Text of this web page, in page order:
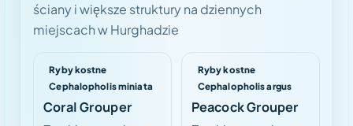
ściany i większe struktury na dziennych
miejscach w Hurghadzie
Ryby kostne
Cephalopholis miniata
Coral Grouper
Ryby kostne
Cephalopholis argus
Peacock Grouper